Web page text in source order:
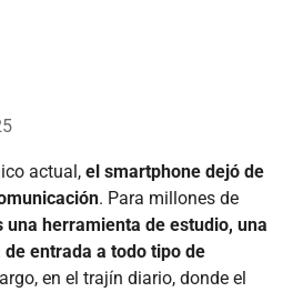
actual, el smartphone dejó de
. Para millones de
una herramienta de estudio, una
entrada a todo tipo de
en el trajín diario, donde el